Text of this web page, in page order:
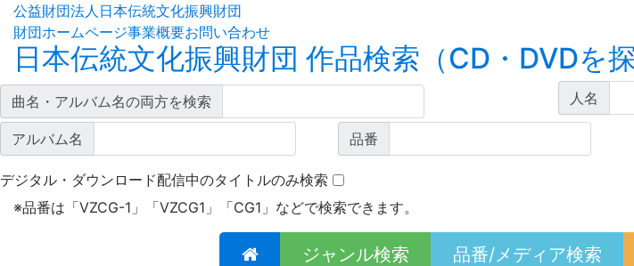
公益財団法人日本伝統文化振興財団
財団ホームページ事業概要お問い合わせ
日本伝統文化振興財団 作品検索（CD・DVDを探
曲名・アルバム名の両方を検索 人名
アルバム名 品番
デジタル・ダウンロード配信中のタイトルのみ検索
※品番は「VZCG-1」「VZCG1」「CG1」などで検索できます。
ジャンル検索 品番/メディア検索